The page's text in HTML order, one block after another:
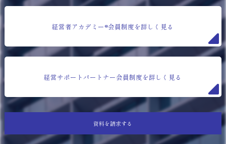
資料を請求する
経営者アカデミー®会員制度を詳しく見る
経営サポートパートナー会員制度を詳しく見る